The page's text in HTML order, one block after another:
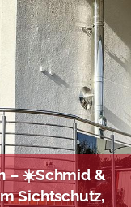
– ☀️Schmid &
Sichtschutz,